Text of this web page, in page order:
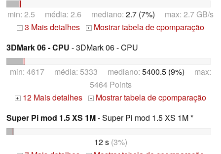
min: 2.5 média: 2.6 mediano: 2.7 (7%) max: 2.7 GB/s
+ 3 Mais detalhes + Mostrar tabela de cpomparação
3DMark 06 - CPU - 3DMark 06 - CPU
min: 4617 média: 5333 mediano: 5400.5 (9%) max:
5464 Points
+ 12 Mais detalhes +
Mostrar tabela de cpomparação
Super Pi mod 1.5 XS 1M- Super Pi mod 1.5 XS 1M *
12 s(3%)